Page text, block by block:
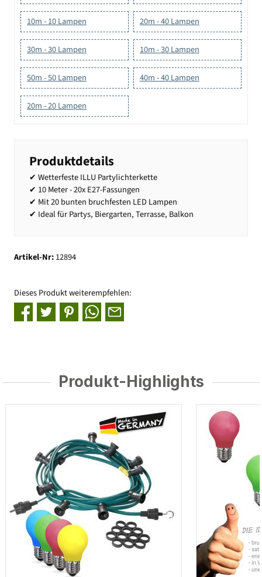
10m - 10 Lampen 20m - 40 Lampen
30m - 30 Lampen 10m - 30 Lampen
50m - 50 Lampen 40m - 40 Lampen
20m - 20 Lampen
Produktdetails
✔ Wetterfeste ILLU Partylichterkette
✔ 10 Meter - 20x E27-Fassungen
✔ Mit 20 bunten bruchfesten LED Lampen
✔ Ideal für Partys, Biergarten, Terrasse, Balkon
Artikel-Nr:12894
Dieses Produkt weiterempfehlen:
Produkt-Highlights